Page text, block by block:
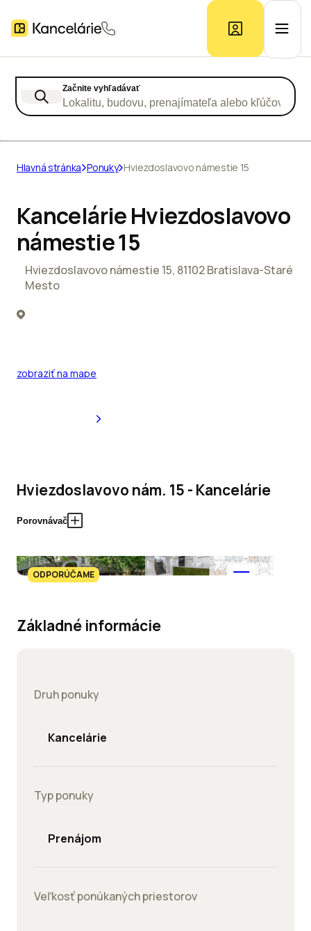
Prieskum trhu
Začnite vyhľadávať
Lokalitu, budovu, prenajímateľa alebo kľúčové
Hlavná stránka Ponuky Hviezdoslavovo námestie 15
Kancelárie Hviezdoslavovo
námestie 15
Hviezdoslavovo námestie 15, 81102 Bratislava-Staré
Mesto
zobraziť na mape
Hviezdoslavovo nám. 15 - Kancelárie
Porovnávač
ODPORÚČAME +6
Základné informácie
Druh ponuky
Kancelárie
Typ ponuky
Prenájom
Veľkosť ponúkaných priestorov